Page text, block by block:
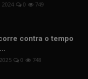
2024 0 749
contra o tempo
0 748